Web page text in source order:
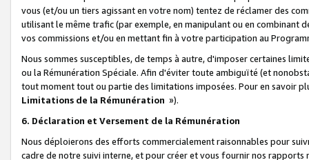
vous (et/ou un tiers agissant en votre nom) tentez de réclamer des
utilisant le même trafic (par exemple, en manipulant ou en combinant
vos commissions et/ou en mettant fin à votre participation au
Nous sommes susceptibles, de temps à autre, d'imposer certaines
ou la Rémunération Spéciale. Afin d'éviter toute ambiguïté (et
tout moment tout ou partie des limitations imposées. Pour en savoir
Limitations de la Rémunération »).
6. Déclaration et Versement de la Rémunération
Nous déploierons des efforts commercialement raisonnables pour
cadre de notre suivi interne, et pour créer et vous fournir nos